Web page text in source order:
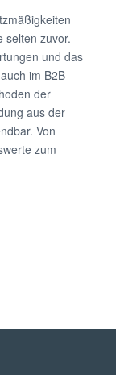
selten zuvor.
und das
im B2B-
der
aus der
Von
zum